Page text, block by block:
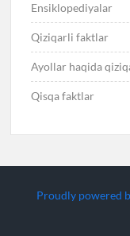
Ensiklopediyalar
Qiziqarli faktlar
Ayollar haqida
Qisqa faktlar
Proudly powered